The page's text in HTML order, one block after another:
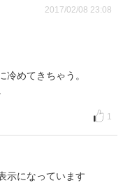
2017/02/08 23:08
めてきちゃう。
1
示になっています